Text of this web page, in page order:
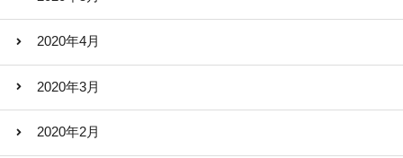
2020年4月
2020年3月
2020年2月